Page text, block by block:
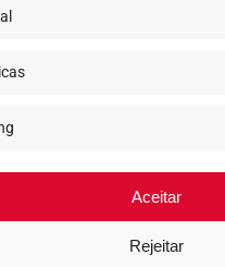
Aceitar
Rejeitar